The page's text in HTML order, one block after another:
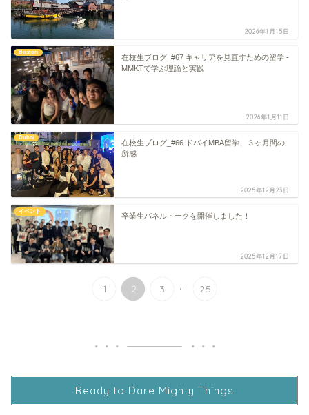
2026年1月15日
Boston
在校生ブログ_#67 キャリアを見直すための留学 -
MMKTで学ぶ理論と実践
2026年1月11日
Dubai
在校生ブログ_#66 ドバイMBA留学、３ヶ月間の
所感
2025年12月23日
イベント
卒業生パネルトークを開催しました！
2025年12月17日
1 2 3 ... 25
Ready to Dare Mighty Things